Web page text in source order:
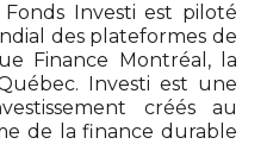
Investi est piloté
des plateformes de
Finance Montréal, la
Investi est une
créés au
de la finance durable